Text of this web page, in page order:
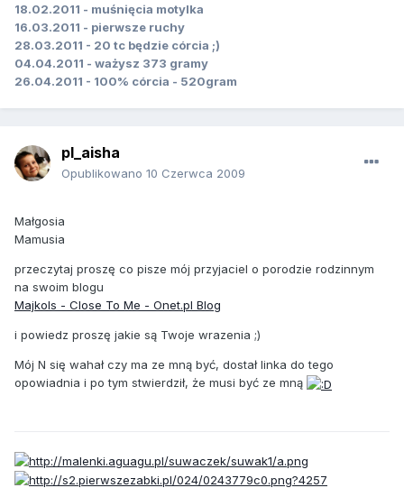
18.02.2011 - muśnięcia motylka
16.03.2011 - pierwsze ruchy
28.03.2011 - 20 tc będzie córcia ;)
04.04.2011 - ważysz 373 gramy
26.04.2011 - 100% córcia - 520gram
pl_aisha
Opublikowano 10 Czerwca 2009
Małgosia
Mamusia
przeczytaj proszę co pisze mój przyjaciel o porodzie rodzinnym
na swoim blogu
Majkols - Close To Me - Onet.pl Blog
i powiedz proszę jakie są Twoje wrazenia ;)
Mój N się wahał czy ma ze mną być, dostał linka do tego
opowiadnia i po tym stwierdził, że musi być ze mną